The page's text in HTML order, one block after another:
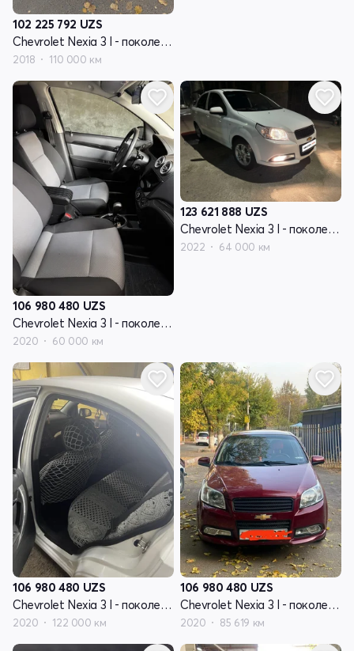
102 225 792 UZS
Chevrolet Nexia 3 I - поколение
2018 110 000 км
106 980 480 UZS
Chevrolet Nexia 3 I - поколение
2020 60 000 км
123 621 888 UZS
Chevrolet Nexia 3 I - поколение
2022 64 000 км
106 980 480 UZS
Chevrolet Nexia 3 I - поколение
2020 122 000 км
106 980 480 UZS
Chevrolet Nexia 3 I - поколение
2020 85 619 км